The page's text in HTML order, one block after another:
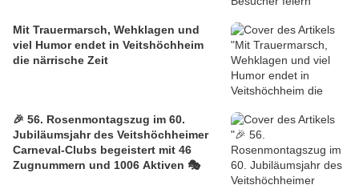
Mit Trauermarsch, Wehklagen und
viel Humor endet in Veitshöchheim
die närrische Zeit
🎉 56. Rosenmontagszug im 60.
Jubiläumsjahr des Veitshöchheimer
Carneval-Clubs begeistert mit 46
Zugnummern und 1006 Aktiven 🎭